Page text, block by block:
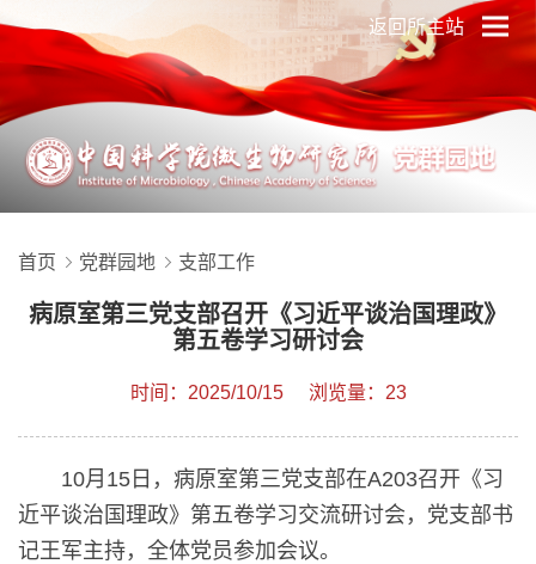
返回所主站
首页 党群园地 支部工作
病原室第三党支部召开《习近平谈治国理政》
第五卷学习研讨会
时间：2025/10/15 浏览量：23
10月15日，病原室第三党支部在A203召开《习
近平谈治国理政》第五卷学习交流研讨会，党支部书
记王军主持，全体党员参加会议。